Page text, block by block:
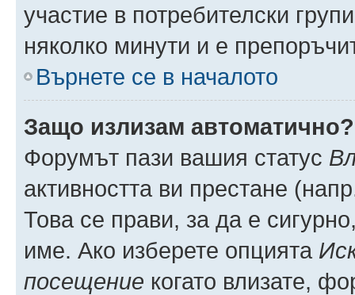
участие в потребителски
няколко минути и е
Върнете се в началото
Защо излизам автоматично?
Форумът пази вашия статус
активността ви престане
Това се прави, за да е
име. Ако изберете опцията
посещение когато влизате,